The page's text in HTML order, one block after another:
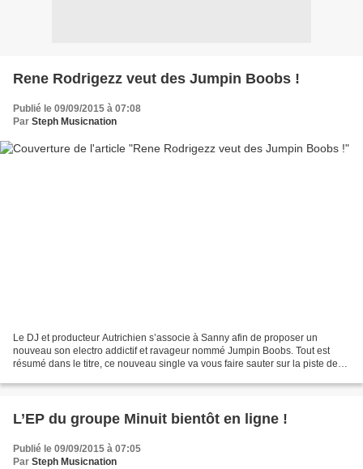
Rene Rodrigezz veut des Jumpin Boobs !
Publié le 09/09/2015 à 07:08
Par Steph Musicnation
Le DJ et producteur Autrichien s’associe à Sanny afin de proposer un
nouveau son electro addictif et ravageur nommé Jumpin Boobs. Tout est
résumé dans le titre, ce nouveau single va vous faire sauter sur la piste de
L’EP du groupe Minuit bientôt en ligne !
Publié le 09/09/2015 à 07:05
Par Steph Musicnation